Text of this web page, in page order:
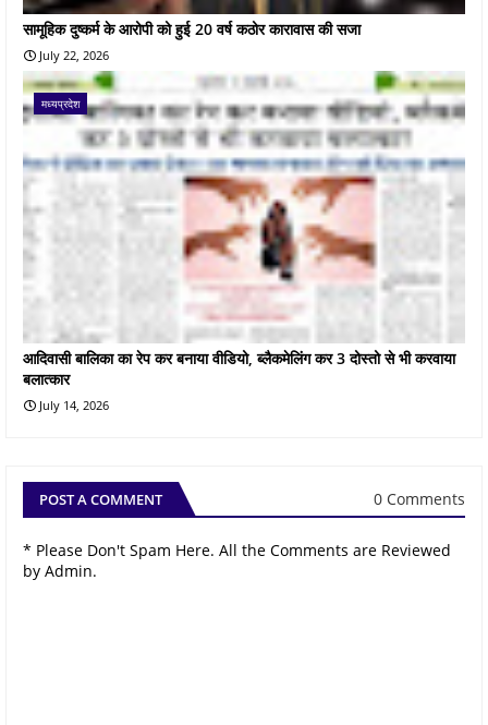
सामूहिक दुष्कर्म के आरोपी को हुई 20 वर्ष कठोर कारावास की सजा
July 22, 2026
मध्यप्रदेश
आदिवासी बालिका का रेप कर बनाया वीडियो, ब्लैकमेलिंग कर 3 दोस्तो से भी करवाया
बलात्कार
July 14, 2026
POST A COMMENT 0 Comments
* Please Don't Spam Here. All the Comments are Reviewed
by Admin.